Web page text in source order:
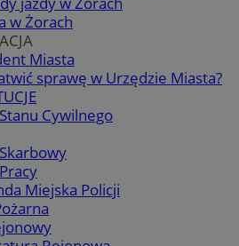
w Żorach
Miasta
sprawę w Urzędzie Miasta?
Cywilnego
Miejska Policji